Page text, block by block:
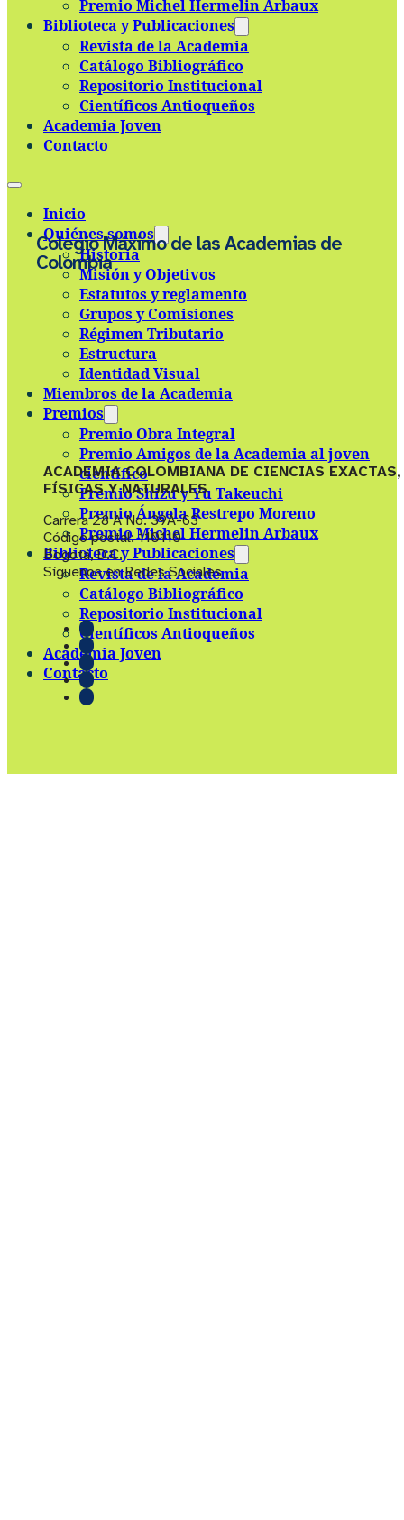
Skip to main contentSkip to footer
Premio Michel Hermelin Arbaux
Biblioteca y Publicaciones
Revista de la Academia
Catálogo Bibliográfico
Repositorio Institucional
Científicos Antioqueños
Academia Joven
Contacto
Inicio
Quiénes somos
Historia
Misión y Objetivos
Estatutos y reglamento
Grupos y Comisiones
Régimen Tributario
Estructura
Identidad Visual
Miembros de la Academia
Premios
Premio Obra Integral
Premio Amigos de la Academia al joven
científico
Premio Shizu y Yu Takeuchi
Premio Ángela Restrepo Moreno
Premio Michel Hermelin Arbaux
Biblioteca y Publicaciones
Revista de la Academia
Catálogo Bibliográfico
Repositorio Institucional
Científicos Antioqueños
Academia Joven
Contacto
Colegio Máximo de las Academias de
Colombia
ACADEMIA COLOMBIANA DE CIENCIAS EXACTAS,
FÍSICAS Y NATURALES
Carrera 28 A No. 39A-63
Código postal: 110110
Bogotá, D.C.
Síguenos en Redes Sociales